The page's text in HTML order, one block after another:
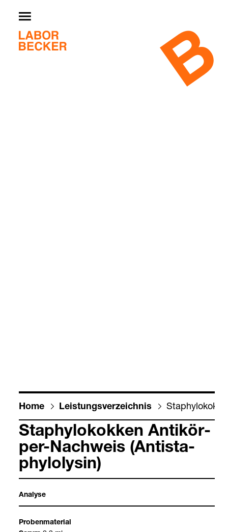
Home Leis­tungs­ver­zeich­nis
Sta­phy­lo­kok­ken Anti­kör­
per-​Nach­weis (Anti­sta­
phylo­ly­sin)
Ana­lyse
Pro­ben­ma­te­rial